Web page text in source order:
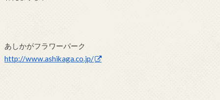
あしかがフラワーパーク
http://www.ashikaga.co.jp/